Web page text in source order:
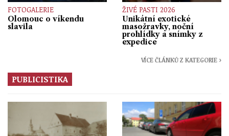
FOTOGALERIE
Olomouc o víkendu
slavila
ŽIVÉ PASTI 2026
Unikátní exotické
masožravky, noční
prohlídky a snímky z
expedice
VÍCE ČLÁNKŮ Z KATEGORIE ›
PUBLICISTIKA